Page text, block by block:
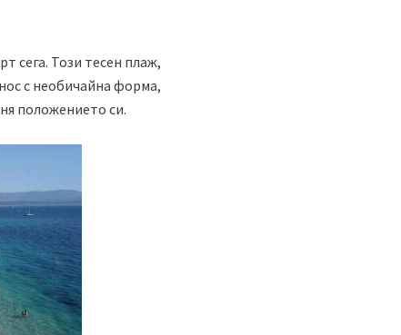
сега. Този тесен плаж,
с необичайна форма,
положението си.